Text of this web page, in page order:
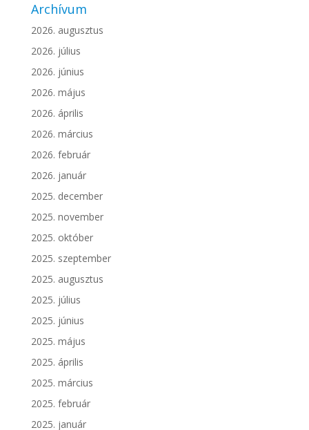
Archívum
2026. augusztus
2026. július
2026. június
2026. május
2026. április
2026. március
2026. február
2026. január
2025. december
2025. november
2025. október
2025. szeptember
2025. augusztus
2025. július
2025. június
2025. május
2025. április
2025. március
2025. február
2025. január